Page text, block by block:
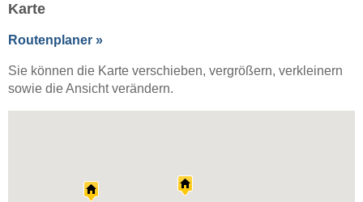
Karte
Routenplaner »
Sie können die Karte verschieben, vergrößern, verkleinern
sowie die Ansicht verändern.